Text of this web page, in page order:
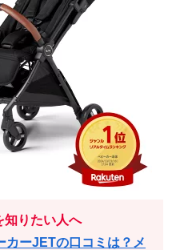
知りたい人へ
カーJETの口コミは？メ